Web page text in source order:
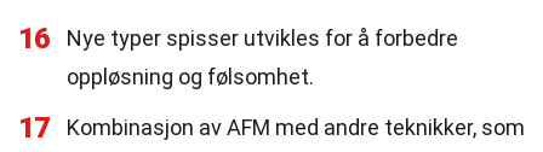
16
Nye typer spisser utvikles for å forbedre
oppløsning og følsomhet.
17
Kombinasjon av AFM med andre teknikker, som